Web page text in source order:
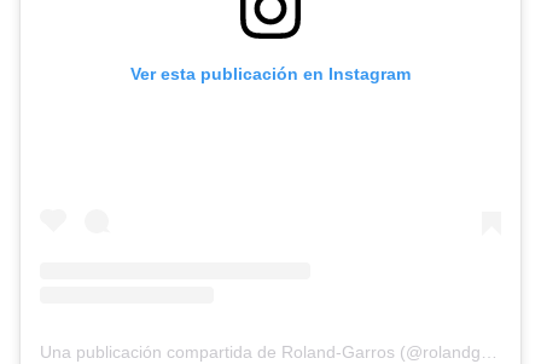
Ver esta publicación en Instagram
Una publicación compartida de Roland-Garros (@rolandgarros)